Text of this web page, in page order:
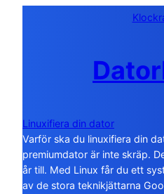
Linuxifiera din dator
Varför ska du linuxifiera din
premiumdator är inte skräp.
år till. Med Linux får du ett
av de stora teknikjättarna